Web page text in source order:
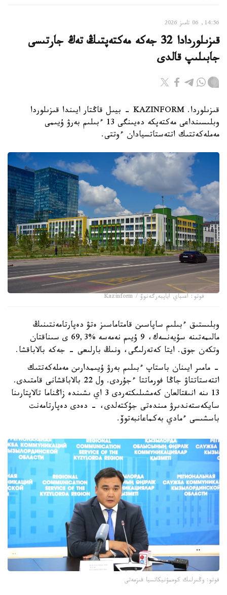
14:56, 06 تامىز 2026
قىزىلوردادا 32 جەكە مەكتەپتىڭ تەڭ جارتىسى
جابىلىپ قالدى
قىزىلوردا. KAZINFORM - بيىل قاڭتار ايىندا قىزىلوردا
وبلىسىنداعى مەكتەپكە دەيىنگى 13 ءبىلىم بەرۋ ۇيىمى
مەملەكەتتىك اتتەستاتسيادان ءوتتى.
فوتو: اعىباي اياپبەرگەنوۆ / Kazinform
وبلىستىق ءبىلىم ساپاسىن قامتاماسىز ەتۋ دەپارتامەنتىنىڭ
مالىمەتىنە سۇيەنسەك، 9 ۇيىم نەمەسە %69,3 ى سىناقتان
وتكەن جوق. ايتا كەتەرلىگى، ونىڭ بارلىعى - جەكە بالاباقشا.
- مامىر ايىنان باستاپ ءبىلىم بەرۋ ۇيىمدارىن مەملەكەتتىك
اتتەستاتتاۋ جاڭا فورماتتا ءجۇردى. ول 22 بالاباقشانى قامتىدى.
13 ىنە انىقتالعان كەمشىلىكتەردى 3 اي ىشىندە زاڭناما تالاپتارىنا
سايكەستەندىرۋ مىندەتى جۇكتەلدى، - دەدى دەپارتامەنت
باسشىسى ءمادي بەكماعانبەتوۆ.
فوتو: وڭىرلىك كوممۋنيكاتسيا قىزمەتى